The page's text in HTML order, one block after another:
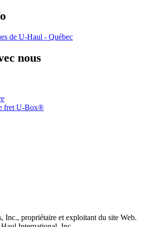
de U-Haul - Québec
nous
fret U-Box®
Inc., propriétaire et exploitant du site Web.